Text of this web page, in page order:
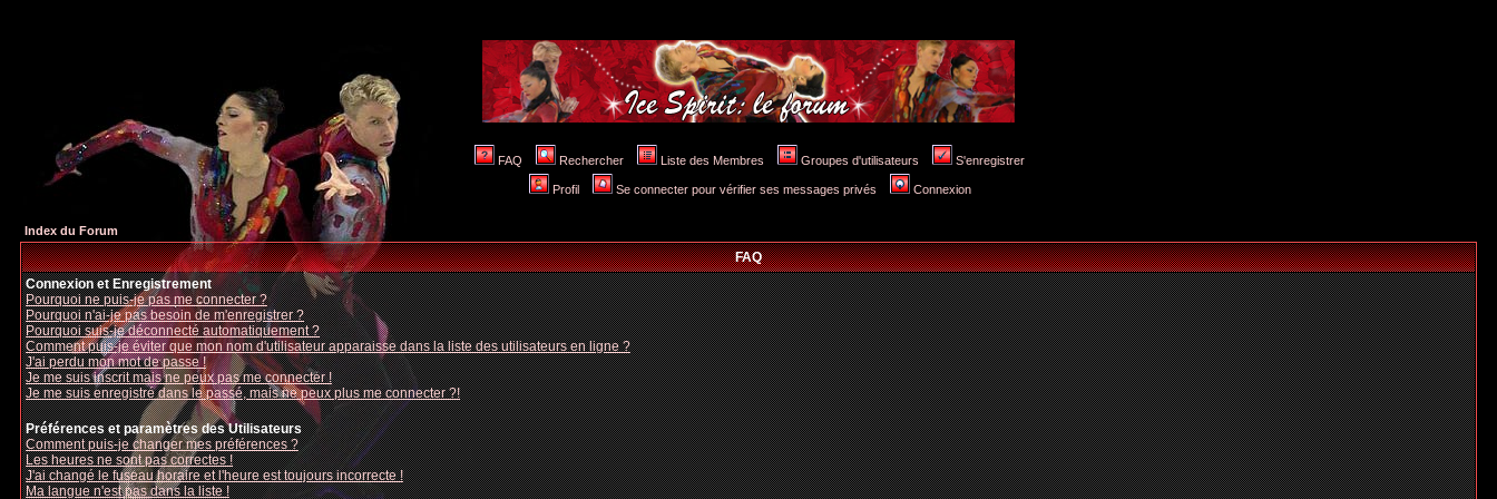
FAQ Rechercher Liste des Membres Groupes d'utilisateurs S'enregistrer
Profil Se connecter pour vérifier ses messages privés Connexion
Index du Forum
FAQ
Connexion et Enregistrement
Pourquoi ne puis-je pas me connecter ?
Pourquoi n'ai-je pas besoin de m'enregistrer ?
Pourquoi suis-je déconnecté automatiquement ?
Comment puis-je éviter que mon nom d'utilisateur apparaisse dans la liste des utilisateurs en ligne ?
J'ai perdu mon mot de passe !
Je me suis inscrit mais ne peux pas me connecter !
Je me suis enregistré dans le passé, mais ne peux plus me connecter ?!
Préférences et paramètres des Utilisateurs
Comment puis-je changer mes préférences ?
Les heures ne sont pas correctes !
J'ai changé le fuseau horaire et l'heure est toujours incorrecte !
Ma langue n'est pas dans la liste !